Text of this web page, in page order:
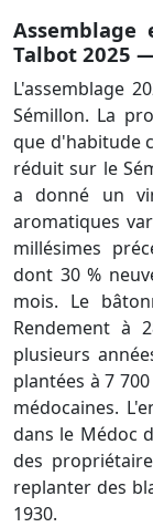
Talbot 2025
L'assemblage
Sémillon. La
que d'habitude
réduit sur le
a donné un
aromatiques
millésimes
dont 30 %
mois. Le
Rendement à
plusieurs
plantées à 7
médocaines.
dans le Médoc
des
replanter des
1930.